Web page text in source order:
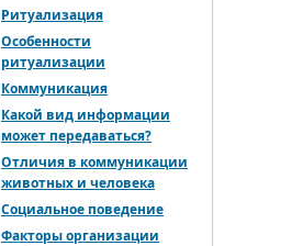
Ритуализация
Особенности
ритуализации
Коммуникация
Какой вид информации
может передаваться?
Отличия в коммуникации
животных и человека
Социальное поведение
Факторы организации